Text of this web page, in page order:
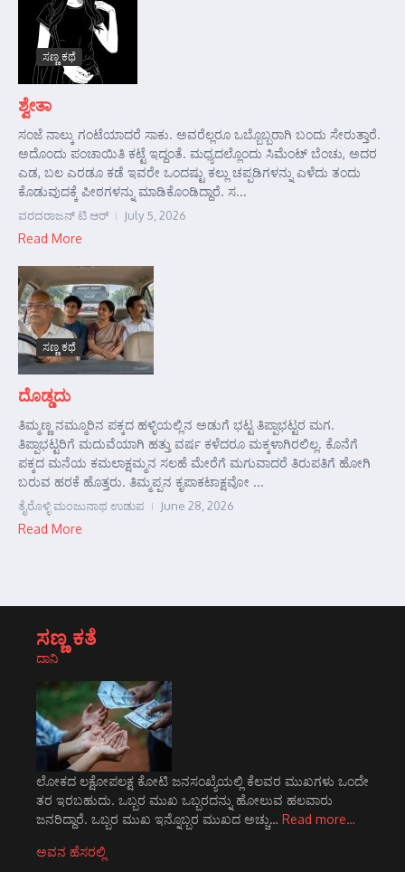
ಸಣ್ಣ ಕಥೆ
ಶ್ವೇತಾ
ಸಂಜೆ ನಾಲ್ಕು ಗಂಟೆಯಾದರೆ ಸಾಕು. ಅವರೆಲ್ಲರೂ ಒಬ್ಬೊಬ್ಬರಾಗಿ ಬಂದು ಸೇರುತ್ತಾರೆ.
ಅದೊಂದು ಪಂಚಾಯಿತಿ ಕಟ್ಟೆ ಇದ್ದಂತೆ. ಮಧ್ಯದಲ್ಲೊಂದು ಸಿಮೆಂಟ್ ಬೆಂಚು, ಅದರ
ಎಡ, ಬಲ ಎರಡೂ ಕಡೆ ಇವರೇ ಒಂದಷ್ಟು ಕಲ್ಲು ಚಪ್ಪಡಿಗಳನ್ನು ಎಳೆದು ತಂದು
ಕೊಡುವುದಕ್ಕೆ ಪೀಠಗಳನ್ನು ಮಾಡಿಕೊಂಡಿದ್ದಾರೆ. ಸ...
ವರದರಾಜನ್ ಟಿ ಆರ್ July 5, 2026
Read More
ಸಣ್ಣ ಕಥೆ
ದೊಡ್ಡದು
ತಿಮ್ಮಣ್ಣ ನಮ್ಮೂರಿನ ಪಕ್ಕದ ಹಳ್ಳಿಯಲ್ಲಿನ ಅಡುಗೆ ಭಟ್ಟ ತಿಪ್ಪಾಭಟ್ಟರ ಮಗ.
ತಿಪ್ಪಾಭಟ್ಟರಿಗೆ ಮದುವೆಯಾಗಿ ಹತ್ತು ವರ್ಷ ಕಳೆದರೂ ಮಕ್ಕಳಾಗಿರಲಿಲ್ಲ. ಕೊನೆಗೆ
ಪಕ್ಕದ ಮನೆಯ ಕಮಲಾಕ್ಷಮ್ಮನ ಸಲಹೆ ಮೇರೆಗೆ ಮಗುವಾದರೆ ತಿರುಪತಿಗೆ ಹೋಗಿ
ಬರುವ ಹರಕೆ ಹೊತ್ತರು. ತಿಮ್ಮಪ್ಪನ ಕೃಪಾಕಟಾಕ್ಷವೋ ...
ತೈರೊಳ್ಳಿ ಮಂಜುನಾಥ ಉಡುಪ June 28, 2026
Read More
ಸಣ್ಣ ಕತೆ
ದಾನಿ
ಲೋಕದ ಲಕ್ಷೋಪಲಕ್ಷ ಕೋಟಿ ಜನಸಂಖ್ಯೆಯಲ್ಲಿ ಕೆಲವರ ಮುಖಗಳು ಒಂದೇ
ತರ ಇರಬಹುದು. ಒಬ್ಬರ ಮುಖ ಒಬ್ಬರದನ್ನು ಹೋಲುವ ಹಲವಾರು
ಜನರಿದ್ದಾರೆ. ಒಬ್ಬರ ಮುಖ ಇನ್ನೊಬ್ಬರ ಮುಖದ ಅಚ್ಚು… Read more…
ಅವನ ಹೆಸರಲ್ಲಿ